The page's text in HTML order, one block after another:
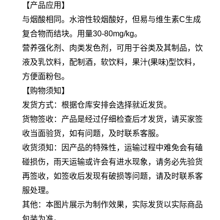
【产品应用】
与烟酸相同。水溶性较烟酸好，但易与维生素C生成
复合物而结块。用量30-80mg/kg。
营养强化剂、肉类发色剂，可用于谷类及其制品，饮
液及乳饮料，配制酒，软饮料，果汁(果味)型饮料，
方便面粉包。
【购物须知】
发货方式：根据仓库安排会选择就近发货。
货物签收：产品是经过仔细检查后才发货，请买家签
收当面验货，如有问题，及时联系客服。
收货须知：因产品的特殊性，运输过程中难免会有磕
碰损伤，雨天运输或许会有进水现象，请务必先验货
再签收，如签收后发现有破损等问题，请及时联系客
服处理。
其他：本图片展示为制作效果，实际发货以实际商品